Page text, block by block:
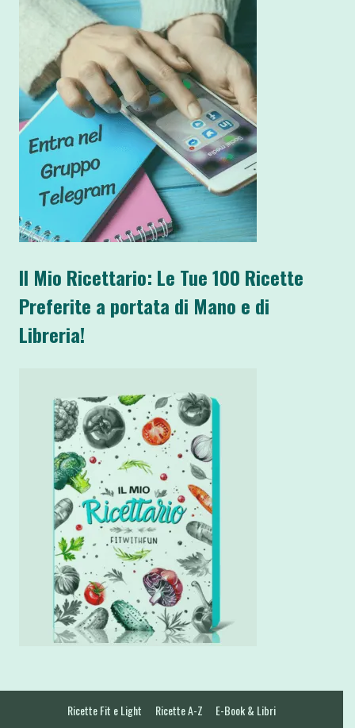
Il Mio Ricettario: Le Tue 100 Ricette
Preferite a portata di Mano e di
Libreria!
Ricette Fit e Light Ricette A-Z
E-Book & Libri